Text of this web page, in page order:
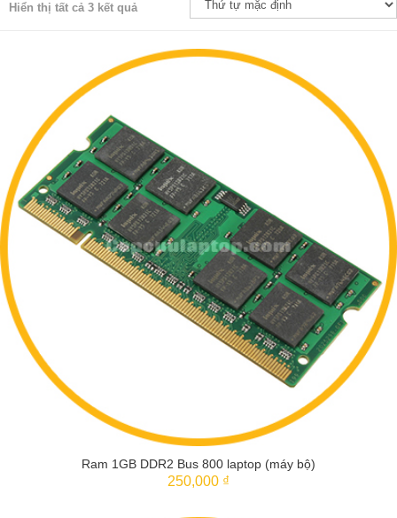
Hiển thị tất cả 3 kết quả
Ram 1GB DDR2 Bus 800 laptop (máy bộ)
250,000 ₫